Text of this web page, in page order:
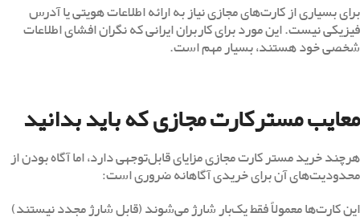
برای بسیاری از کارت‌های مجازی نیاز به ارائه اطلاعات هویتی یا آدرس
فیزیکی نیست. این مورد برای کاربران ایرانی که نگران افشای اطلاعات
شخصی خود هستند، بسیار مهم است.
معایب مسترکارت مجازی که باید بدانید
هرچند خرید مستر کارت مجازی مزایای قابل‌توجهی دارد، اما آگاه بودن از
محدودیت‌های آن برای خریدی آگاهانه ضروری است:
این کارت‌ها معمولاً فقط یک‌بار شارژ می‌شوند (قابل شارژ مجدد نیستند)